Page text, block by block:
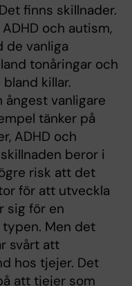
finns skillnader.
och autism,
de vanliga
tonåringar och
killar.
vanligare
tänker på
ADHD och
beror i
risk att det
för att utveckla
sig för en
Men det
svårt att
hos tjejer. Det
att tjejer som